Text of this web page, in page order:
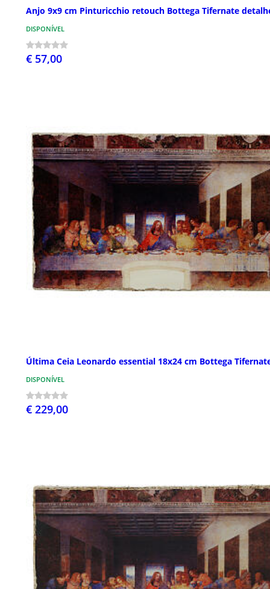
Anjo 9x9 cm Pinturicchio retouch Bottega Tifernate
DISPONÍVEL
€ 57,00
Última Ceia Leonardo essential 18x24 cm Bottega
DISPONÍVEL
€ 229,00